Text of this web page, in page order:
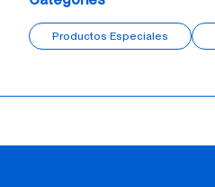
Productos Especiales